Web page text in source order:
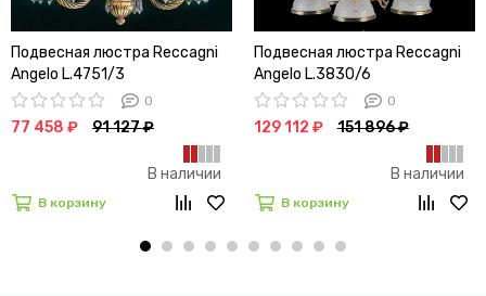
Подвесная люстра Reccagni
Angelo L.4751/3
0
77 458 ₽ 91 127 ₽
В наличии
В корзину
Подвесная люстра Reccagni
Angelo L.3830/6
0
129 112 ₽ 151 896 ₽
В наличии
В корзину